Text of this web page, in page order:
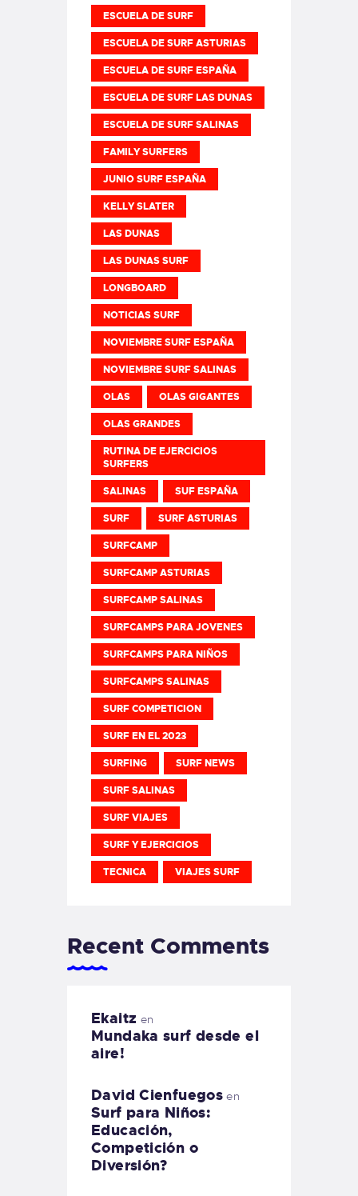
ESCUELA DE SURF
ESCUELA DE SURF ASTURIAS
ESCUELA DE SURF ESPAÑA
ESCUELA DE SURF LAS DUNAS
ESCUELA DE SURF SALINAS
FAMILY SURFERS
JUNIO SURF ESPAÑA
KELLY SLATER
LAS DUNAS
LAS DUNAS SURF
LONGBOARD
NOTICIAS SURF
NOVIEMBRE SURF ESPAÑA
NOVIEMBRE SURF SALINAS
OLAS OLAS GIGANTES
OLAS GRANDES
RUTINA DE EJERCICIOS
SURFERS
SALINAS SUF ESPAÑA
SURF SURF ASTURIAS
SURFCAMP
SURFCAMP ASTURIAS
SURFCAMP SALINAS
SURFCAMPS PARA JOVENES
SURFCAMPS PARA NIÑOS
SURFCAMPS SALINAS
SURF COMPETICION
SURF EN EL 2023
SURFING SURF NEWS
SURF SALINAS
SURF VIAJES
SURF Y EJERCICIOS
TECNICA VIAJES SURF
Recent Comments
Ekaitz en
Mundaka surf desde el
aire!
David Cienfuegos en
Surf para Niños:
Educación,
Competición o
Diversión?